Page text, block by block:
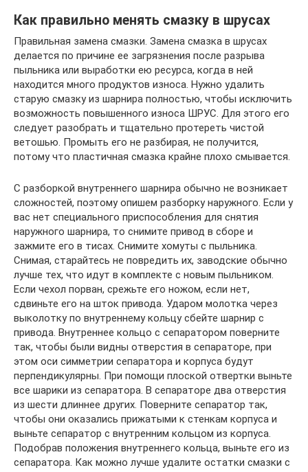
Как правильно менять смазку в шрусах
Правильная замена смазки. Замена смазка в шрусах
делается по причине ее загрязнения после разрыва
пыльника или выработки ею ресурса, когда в ней
находится много продуктов износа. Нужно удалить
старую смазку из шарнира полностью, чтобы исключить
возможность повышенного износа ШРУС. Для этого его
следует разобрать и тщательно протереть чистой
ветошью. Промыть его не разбирая, не получится,
потому что пластичная смазка крайне плохо смывается.
С разборкой внутреннего шарнира обычно не возникает
сложностей, поэтому опишем разборку наружного. Если у
вас нет специального приспособления для снятия
наружного шарнира, то снимите привод в сборе и
зажмите его в тисах. Снимите хомуты с пыльника.
Снимая, старайтесь не повредить их, заводские обычно
лучше тех, что идут в комплекте с новым пыльником.
Если чехол порван, срежьте его ножом, если нет,
сдвиньте его на шток привода. Ударом молотка через
выколотку по внутреннему кольцу сбейте шарнир с
привода. Внутреннее кольцо с сепаратором поверните
так, чтобы были видны отверстия в сепараторе, при
этом оси симметрии сепаратора и корпуса будут
перпендикулярны. При помощи плоской отвертки выньте
все шарики из сепаратора. В сепараторе два отверстия
из шести длиннее других. Поверните сепаратор так,
чтобы они оказались прижатыми к стенкам корпуса и
выньте сепаратор с внутренним кольцом из корпуса.
Подобрав положения внутреннего кольца, выньте его из
сепаратора. Как можно лучше удалите остатки смазки с